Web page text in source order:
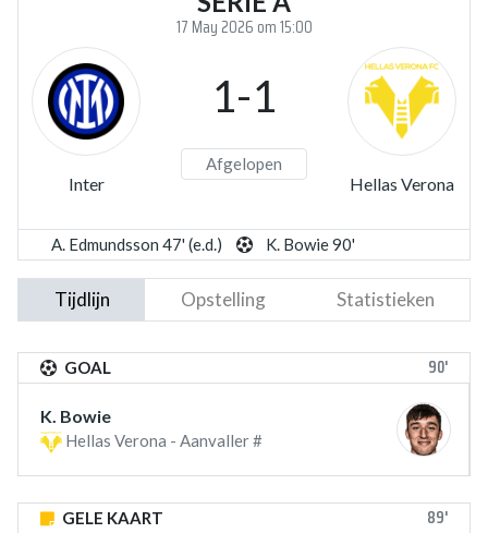
17 May 2026 om 15:00
Inter
1-1
Afgelopen
Hellas Verona
A. Edmundsson 47' (e.d.) K. Bowie 90'
Tijdlijn Opstelling Statistieken
GOAL 90'
K. Bowie
Hellas Verona - Aanvaller #
GELE KAART 89'